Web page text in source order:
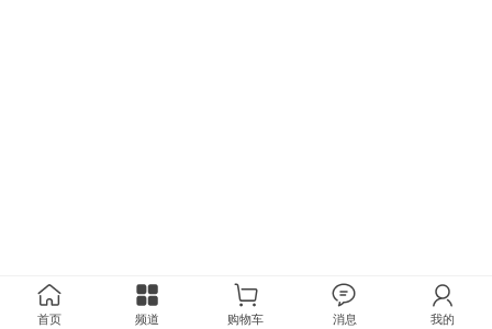
首页 频道 购物车 消息 我的